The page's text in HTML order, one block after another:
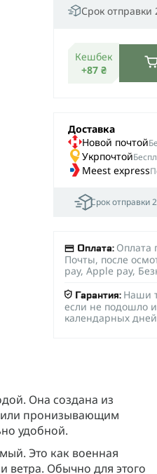
Срок отправки
Кешбек
+87 ₴
Доставка
Новой почтой
Укрпочтой
Meest express
Срок отправки
Оплата: Оплата
Почты, после
pay, Apple pay,
Гарантия: Наши
если не подошло
календарных дней
Она создана из
или пронизывающим
удобной.
Это как военная
ветра. Обычно для этого